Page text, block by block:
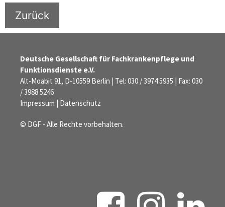
Zurück
Deutsche Gesellschaft für Fachkrankenpflege und
Funktionsdienste e.V.
Alt-Moabit 91, D-10559 Berlin | Tel: 030 / 3974 5935 | Fax: 030
/ 3988 5246
Impressum | Datenschutz
© DGF - Alle Rechte vorbehalten.